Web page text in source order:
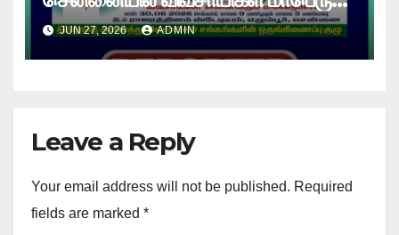
உண்ணாவிரத போராட்டம் !
JUN 27, 2026 ADMIN
Leave a Reply
Your email address will not be published. Required
fields are marked *